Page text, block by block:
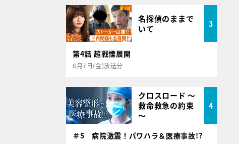
名探偵のままで
いて
3
第4話 超戦慄展開
8月7日(金)放送分
クロスロード ～
救命救急の約束
～
4
＃5 病院激震！パワハラ＆医療事故!?